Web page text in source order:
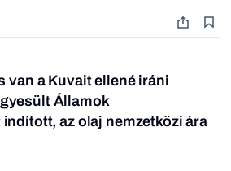
van a Kuvait ellené iráni
Államok
az olaj nemzetközi ára